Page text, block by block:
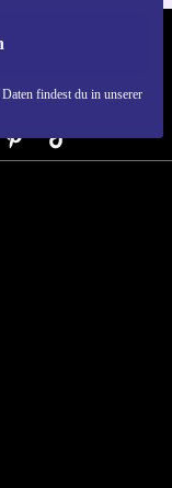
findest du in unserer
NEW.